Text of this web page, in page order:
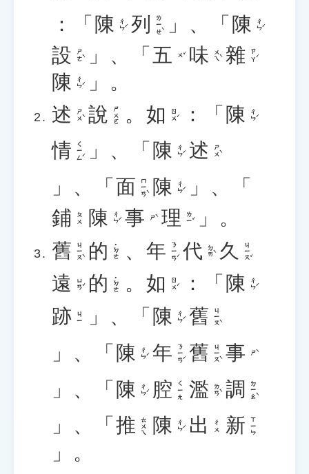
：「 陳 ㄔㄣˊ 列 ㄌㄧㄝˋ 」、「 陳 ㄔㄣˊ
設 ㄕㄜˋ 」、「 五 ㄨˇ 味 ㄨㄟˋ 雜 ㄗㄚˊ
陳 ㄔㄣˊ
」。
述 ㄕㄨˋ 說 ㄕㄨㄛ 。 如 ㄖㄨˊ ：「 陳 ㄔㄣˊ
情 ㄑㄧㄥˊ 」、「 陳 ㄔㄣˊ 述 ㄕㄨˋ
」、「 面 ㄇㄧㄢˋ 陳 ㄔㄣˊ
」、「
鋪 ㄆㄨ 陳 ㄔㄣˊ 事 ㄕˋ 理 ㄌㄧˇ
」。
舊 ㄐㄧㄡˋ 的 ˙ㄉㄜ 、 年 ㄋㄧㄢˊ 代 ㄉㄞˋ 久 ㄐㄧㄡˇ
遠 ㄩㄢˇ 的 ˙ㄉㄜ 。 如 ㄖㄨˊ ：「 陳 ㄔㄣˊ
跡 ㄐㄧ 」、「 陳 ㄔㄣˊ 舊 ㄐㄧㄡˋ
」、「 陳 ㄔㄣˊ 年 ㄋㄧㄢˊ 舊 ㄐㄧㄡˋ 事 ㄕˋ
」、「 陳 ㄔㄣˊ 腔 ㄑㄧㄤ 濫 ㄌㄢˋ 調 ㄉㄧㄠˋ
」、「 推 ㄊㄨㄟ 陳 ㄔㄣˊ 出 ㄔㄨ 新 ㄒㄧㄣ
」。